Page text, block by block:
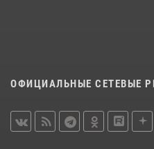
ОФИЦИАЛЬНЫЕ СЕТЕВЫЕ